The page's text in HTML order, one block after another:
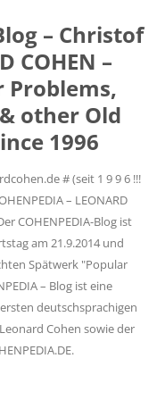
– Christof
COHEN –
Problems,
other Old
1996
# (seit 1 9 9 6 !!!
– LEONARD
COHENPEDIA-Blog ist
am 21.9.2014 und
Spätwerk "Popular
– Blog ist eine
deutschsprachigen
Cohen sowie der